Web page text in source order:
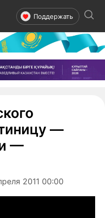
Поддержать
—
—
2011 00:00